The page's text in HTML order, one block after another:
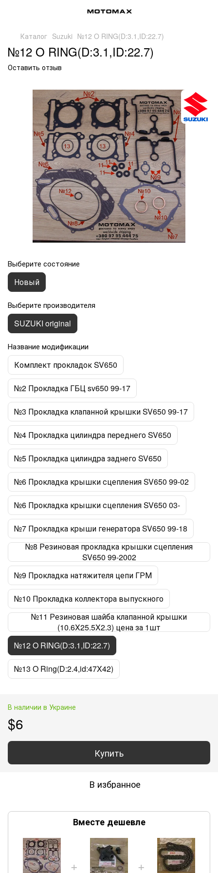
Каталог Suzuki №12 O RING(D:3.1,ID:22.7)
№12 O RING(D:3.1,ID:22.7)
Оставить отзыв
Выберите состояние
Новый
Выберите производителя
SUZUKI original
Название модификации
Комплект прокладок SV650
№2 Прокладка ГБЦ sv650 99-17
№3 Прокладка клапанной крышки SV650 99-17
№4 Прокладка цилиндра переднего SV650
№5 Прокладка цилиндра заднего SV650
№6 Прокладка крышки сцепления SV650 99-02
№6 Прокладка крышки сцепления SV650 03-
№7 Прокладка крыши генератора SV650 99-18
№8 Резиновая прокладка крышки сцепления
SV650 99-2002
№9 Прокладка натяжителя цепи ГРМ
№10 Прокладка коллектора выпускного
№11 Резиновая шайба клапанной крышки
(10.6X25.5X2.3) цена за 1шт
№12 O RING(D:3.1,ID:22.7)
№13 O Ring(D:2.4,id:47X42)
В наличии в Украине
$6
Купить
В избранное
Вместе дешевле